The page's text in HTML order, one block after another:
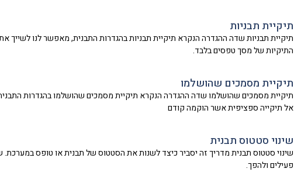
תיקיית תבניות
תיקיית תבניות שדה ההגדרה הנקרא תיקיית תבניות בהגדרות התבנית, מאפשר לנו
התיקיות של מסך טפסים בלבד.
תיקיית מסמכים שהושלמו
תיקיית מסמכים שהושלמו שדה ההגדרה הנקרא תיקיית מסמכים שהושלמו בהגדרות
אל תיקייה ספציפית אשר הוקמה קודם
שינוי סטטוס תבנית
שינוי סטטוס תבנית מדריך זה יסביר כיצד לשנות את הסטטוס של תבנית או טופס במערכת.
פעילים ולהפך.